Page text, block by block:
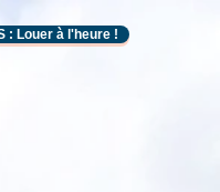
: Louer à l'heure !